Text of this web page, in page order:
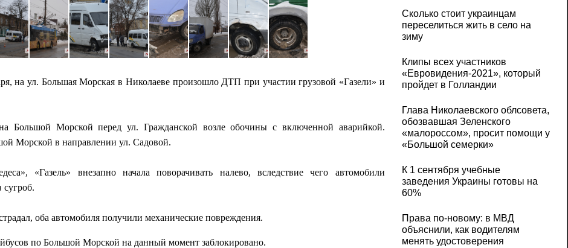
на ул. Большая Морская в Николаеве произошло ДТП при участии грузовой «Газели» и
Большой Морской перед ул. Гражданской возле обочины с включенной аварийкой.
Морской в направлении ул. Садовой.
«Газель» внезапно начала поворачивать налево, вследствие чего автомобили
сугроб.
оба автомобиля получили механические повреждения.
по Большой Морской на данный момент заблокировано.
Сколько стоит украинцам
переселиться жить в село на
зиму
Клипы всех участников
«Евровидения-2021», который
пройдет в Голландии
Глава Николаевского облсовета,
обозвавшая Зеленского
«малороссом», просит помощи у
«Большой семерки»
К 1 сентября учебные
заведения Украины готовы на
60%
Права по-новому: в МВД
объяснили, как водителям
менять удостоверения